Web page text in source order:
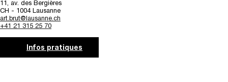
11, av. des Bergières
CH - 1004 Lausanne
art.brut@lausanne.ch
+41 21 315 25 70
Infos pratiques